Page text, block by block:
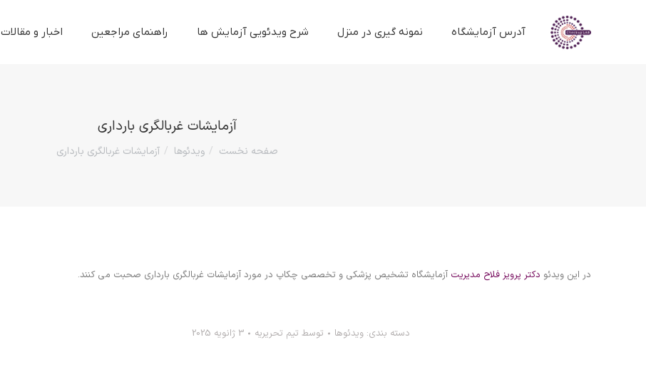
آدرس آزمایشگاه نمونه گیری در منزل شرح ویدئویی آزمایش ها راهنمای مراجعین اخبار و مقالات
آزمایشات غربالگری بارداری
مکان شما:
صفحه نخست ویدئوها آزمایشات غربالگری بارداری
در این ویدئو دکتر پرویز فلاح مدیریت آزمایشگاه تشخیص پزشکی و تخصصی چکاپ در مورد آزمایشات غربالگری بارداری صحبت می کنند.
دسته بندی:ویدئوها توسط تیم تحریریه 3 ژانویه 2025